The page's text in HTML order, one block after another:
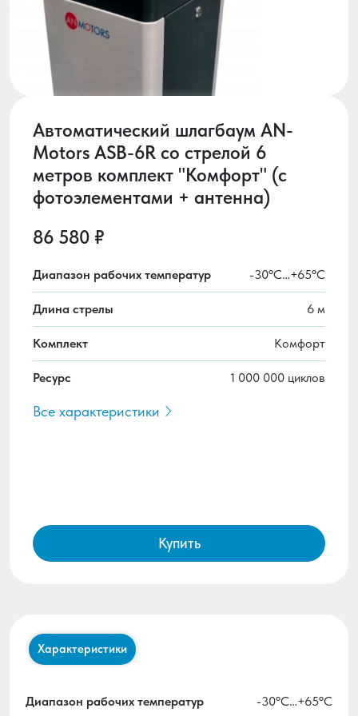
Автоматический шлагбаум AN-
Motors ASB-6R со стрелой 6
метров комплект "Комфорт" (с
фотоэлементами + антенна)
86 580 ₽
Диапазон рабочих температур -30ºС…+65ºС
Длина стрелы 6 м
Комплект Комфорт
Ресурс 1 000 000 циклов
Все характеристики
Купить
Характеристики
Диапазон рабочих температур -30ºС…+65ºС